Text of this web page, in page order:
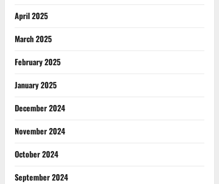
April 2025
March 2025
February 2025
January 2025
December 2024
November 2024
October 2024
September 2024